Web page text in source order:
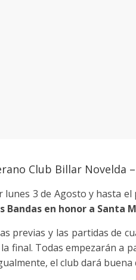
Club Billar Novelda
lunes 3 de Agosto y hasta
Bandas en honor a Santa
previas y las partidas de
final. Todas empezarán a
el club dará